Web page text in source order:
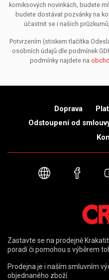
komiksových novinkách, budete
budete dostávat pozvánky na
účastnit se i našich
Potvrzením (stiskem tlačítka
osobních údajů dle podmínek
podmínky najdete na
Doprava
Odstoupení od
Webové
Zastavte se na prodejně
poradí či pomohou s výběrem
Prodejna je i naším smluvním
objednaného zboží.